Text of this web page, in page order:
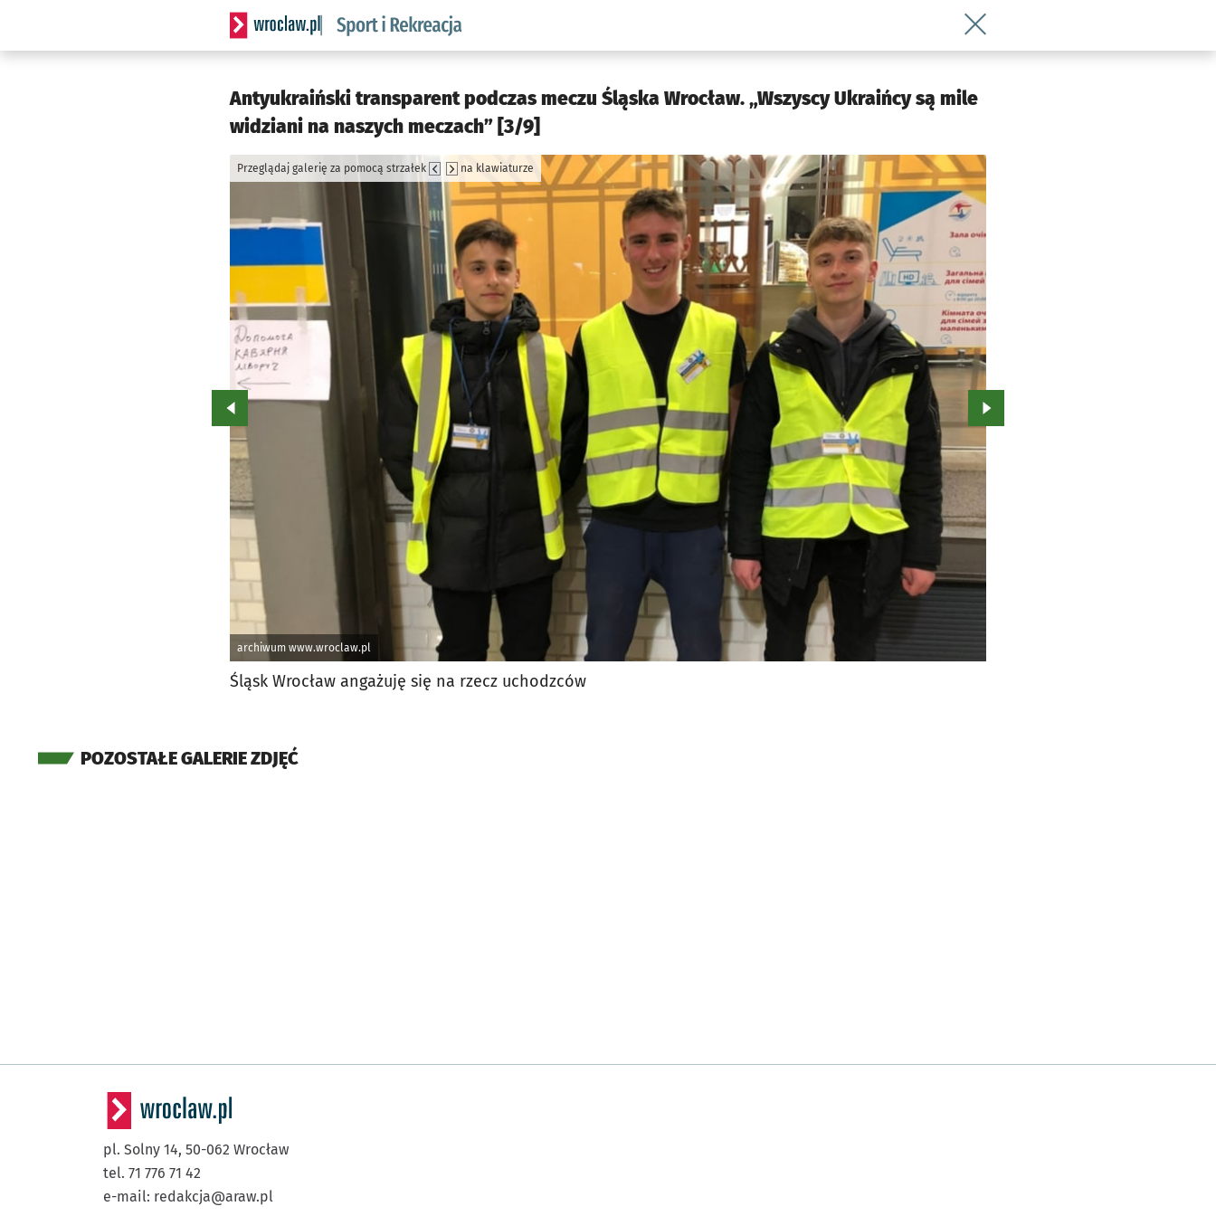
Serwis informacyjny wroclaw.pl podserwis: Sport i rekreacja
Wróć do artykułu Antyukraiński
Antyukraiński transparent podczas meczu Śląska Wrocław. „Wszyscy Ukraińcy są mile
widziani na naszych meczach” [3/9]
archiwum www.wroclaw.pl
Przeglądaj galerię za pomocą strzałek na klawiaturze
Przejdź do poprzedniego zdjęcia. Przejdź do kolejnego zdjęcia.
Śląsk Wrocław angażuję się na rzecz uchodzców
POZOSTAŁE GALERIE ZDJĘĆ
pl. Solny 14, 50-062 Wrocław
tel. 71 776 71 42
e-mail: redakcja@araw.pl